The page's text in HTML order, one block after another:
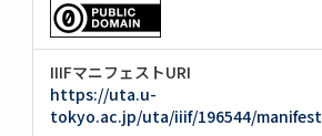
IIIFマニフェストURI
https://uta.u-
tokyo.ac.jp/uta/iiif/196544/manifest